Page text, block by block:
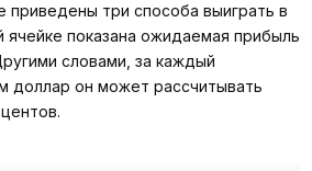
три способа выиграть в
ячейке показана ожидаемая прибыль
словами, за каждый
доллар он может рассчитывать